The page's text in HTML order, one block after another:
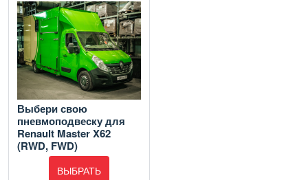
Выбери свою
пневмоподвеску для
Renault Master X62
(RWD, FWD)
ВЫБРАТЬ